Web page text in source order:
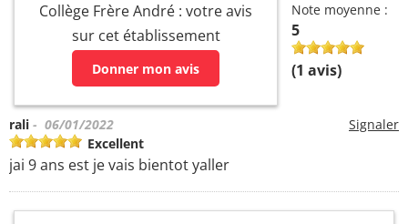
Collège Frère André : votre avis
sur cet établissement
Donner mon avis
Note moyenne :
5
(1 avis)
Signaler
rali - 06/01/2022
Excellent
jai 9 ans est je vais bientot yaller